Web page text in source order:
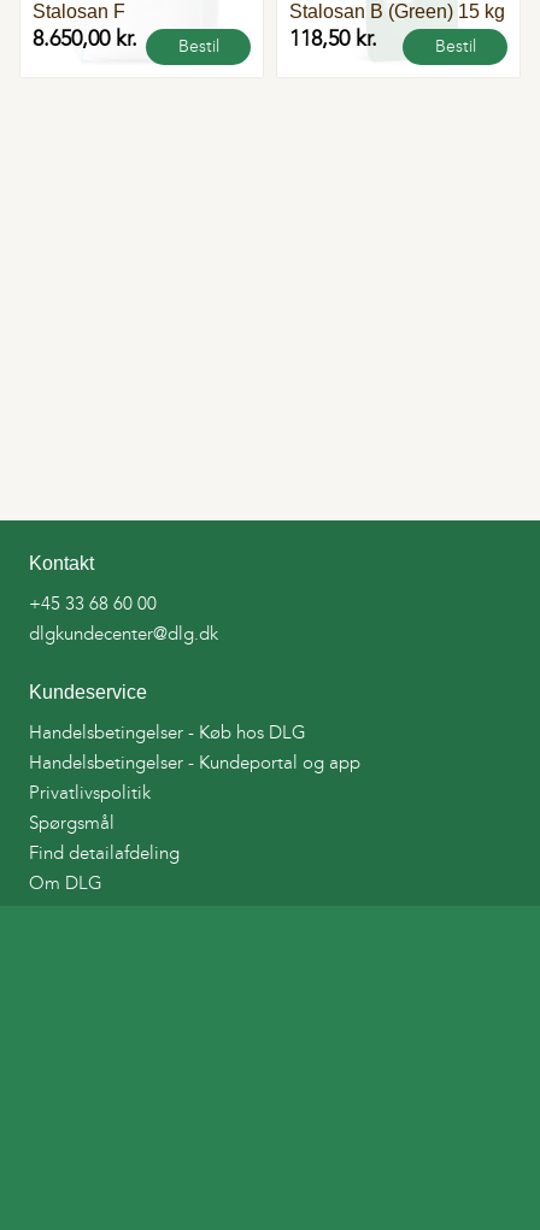
Bestil
Stalosan F
8.650,00 kr. Bestil
Stalosan B (Green) 15 kg
118,50 kr.
Kontakt
+45 33 68 60 00
dlgkundecenter@dlg.dk
Kundeservice
Handelsbetingelser - Køb hos DLG
Handelsbetingelser - Kundeportal og app
Privatlivspolitik
Spørgsmål
Find detailafdeling
Om DLG